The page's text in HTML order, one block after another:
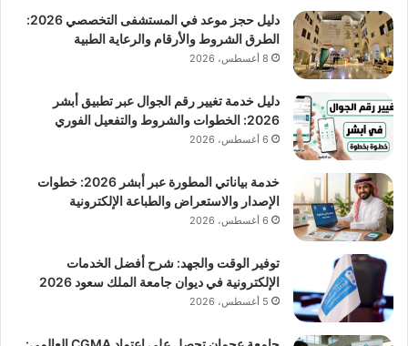
دليل حجز موعد في المستشفى التخصصي 2026:
الطرق الشروط والأرقام والرعاية الطبية
8 أغسطس، 2026
دليل خدمة تغيير رقم الجوال عبر تطبيق أبشر
2026: الخطوات والشروط والتفعيل الفوري
6 أغسطس، 2026
خدمة بياناتي المطورة عبر أبشر 2026: خطوات
الإصدار والاستعراض والطباعة الإلكترونية
6 أغسطس، 2026
توفير الوقت والجهد: شرح أفضل الخدمات
الإلكترونية في ديوان جامعة الملك سعود 2026
5 أغسطس، 2026